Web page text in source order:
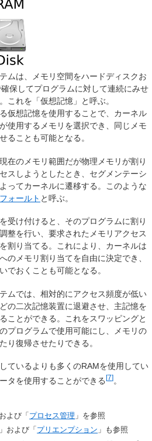
ムは、メモリ空間をハードディスクお
保してプログラムに対して連続にみせ
これを「仮想記憶」と呼ぶ。
仮想記憶を使用することで、カーネル
使用するメモリを選択でき、同じメモ
ることも可能となる。
在のメモリ範囲だが物理メモリが割り
スしようとしたとき、セグメンテーシ
ってカーネルに遷移する。このような
ォールト と呼ぶ。
受け付けると、そのプログラムに割り
整を行い、要求されたメモリアクセス
割り当てる。これにより、カーネルは
のメモリ割り当てを自由に決定でき、
でおくことも可能となる。
ムでは、相対的にアクセス頻度が低い
の二次記憶装置に退避させ、主記憶を
ことができる。これをスワッピングと
プログラムで使用可能にし、メモリの
り復帰させたりできる。
ているよりも多くのRAMを使用してい
タを使用することができる [7] 。
よび「 プロセス管理 」を参照
」および「 プリエンプション 」も参照